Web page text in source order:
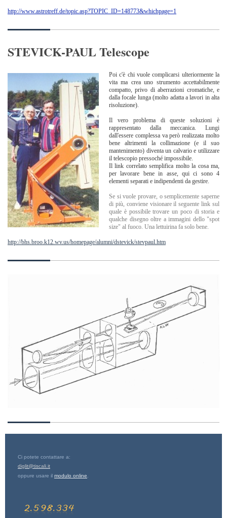
http://www.astrotreff.de/topic.asp?TOPIC_ID=148773&whichpage=1
STEVICK-PAUL Telescope
Poi c'è chi vuole complicarsi ulteriormente la
vita ma crea uno strumento accettabilmente
compatto, privo di aberrazioni cromatiche, e
dalla focale lunga (molto adatta a lavori in alta
risoluzione).
Il vero problema di queste soluzioni è
rappresentato dalla meccanica. Lungi
dall'essere complessa va però realizzata molto
bene altrimenti la collimazione (e il suo
mantenimento) diventa un calvario e utilizzare
il telescopio pressoché impossibile.
Il link correlato semplifica molto la cosa ma,
per lavorare bene in asse, qui ci sono 4
elementi separati e indipendenti da gestire.
Se si vuole provare, o semplicemente saperne
di più, conviene visionare il seguente link sul
quale è possibile trovare un poco di storia e
qualche disegno oltre a immagini dello "spot
size" al fuoco. Una lettuirina fa solo bene.
http://bhs.broo.k12.wv.us/homepage/alumni/dstevick/stevpaul.htm
Ci potete contattare a:
diglit@tiscali.it
oppure usare il modulo online